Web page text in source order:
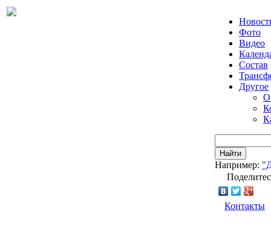
Фото
Видео
Состав
Другое
О
Найти
Например:
Контакты